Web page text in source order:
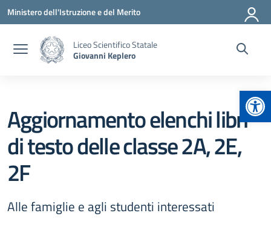
Vai ai contenuti
Vai al menu di navigazione
Vai al footer
Ministero dell'Istruzione e del Merito
Liceo Scientifico Statale
Giovanni Keplero
Aggiornamento elenchi libri
di testo delle classe 2A, 2E,
2F
Alle famiglie e agli studenti interessati